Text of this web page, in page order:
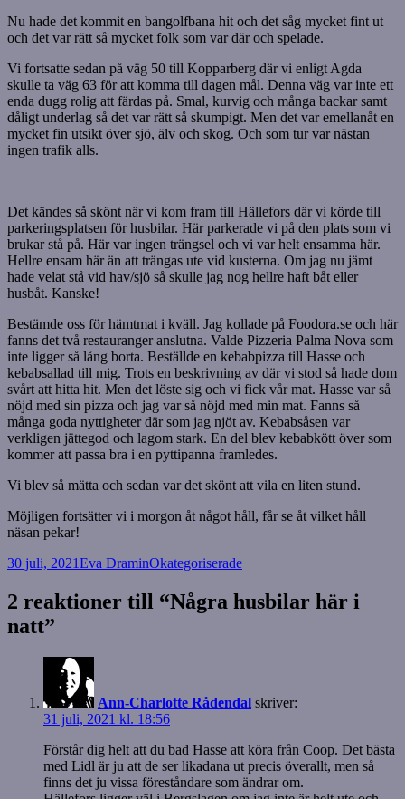
Nu hade det kommit en bangolfbana hit och det såg mycket fint ut
och det var rätt så mycket folk som var där och spelade.
Vi fortsatte sedan på väg 50 till Kopparberg där vi enligt Agda
skulle ta väg 63 för att komma till dagen mål. Denna väg var inte ett
enda dugg rolig att färdas på. Smal, kurvig och många backar samt
dåligt underlag så det var rätt så skumpigt. Men det var emellanåt en
mycket fin utsikt över sjö, älv och skog. Och som tur var nästan
ingen trafik alls.
Det kändes så skönt när vi kom fram till Hällefors där vi körde till
parkeringsplatsen för husbilar. Här parkerade vi på den plats som vi
brukar stå på. Här var ingen trängsel och vi var helt ensamma här.
Hellre ensam här än att trängas ute vid kusterna. Om jag nu jämt
hade velat stå vid hav/sjö så skulle jag nog hellre haft båt eller
husbåt. Kanske!
Bestämde oss för hämtmat i kväll. Jag kollade på Foodora.se och här
fanns det två restauranger anslutna. Valde Pizzeria Palma Nova som
inte ligger så lång borta. Beställde en kebabpizza till Hasse och
kebabsallad till mig. Trots en beskrivning av där vi stod så hade dom
svårt att hitta hit. Men det löste sig och vi fick vår mat. Hasse var så
nöjd med sin pizza och jag var så nöjd med min mat. Fanns så
många goda nyttigheter där som jag njöt av. Kebabsåsen var
verkligen jättegod och lagom stark. En del blev kebabkött över som
kommer att passa bra i en pyttipanna framledes.
Vi blev så mätta och sedan var det skönt att vila en liten stund.
Möjligen fortsätter vi i morgon åt något håll, får se åt vilket håll
näsan pekar!
Postat
30 juli, 2021Författare
Eva DraminKategorier
Okategoriserade
2 reaktioner till “Några husbilar här i
natt”
Ann-Charlotte Rådendal skriver:
31 juli, 2021 kl. 18:56
Förstår dig helt att du bad Hasse att köra från Coop. Det bästa
med Lidl är ju att de ser likadana ut precis överallt, men så
finns det ju vissa föreståndare som ändrar om.